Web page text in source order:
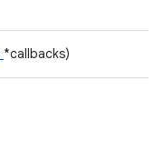
*callbacks)